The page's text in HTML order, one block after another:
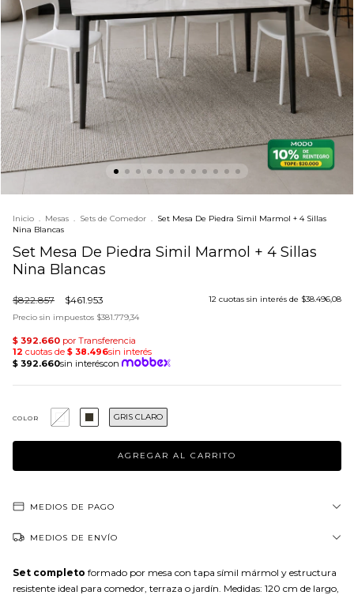
Inicio . Mesas . Sets de Comedor . Set Mesa De Piedra Simil Marmol + 4 Sillas
Nina Blancas
Set Mesa De Piedra Simil Marmol + 4 Sillas
Nina Blancas
$822.857 $461.953 12 cuotas sin interés de $38.496,08
Precio sin impuestos $381.779,34
COLOR GRIS CLARO
MEDIOS DE PAGO
MEDIOS DE ENVÍO
Set completo formado por mesa con tapa símil mármol y estructura
resistente ideal para comedor, terraza o jardín. Medidas: 120 cm de largo,